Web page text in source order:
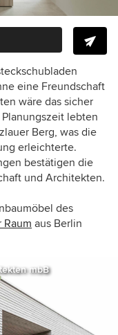
eine Freundschaft
wäre das sicher
lebten
Berg, was die
erleichterte.
bestätigen die
und Architekten.
des
Raum aus Berlin
mbB